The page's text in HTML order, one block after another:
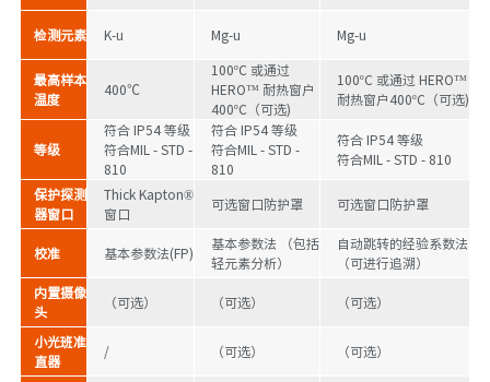
检测元素 K-u Mg-u Mg-u
最高样本
温度
400℃
100ºC 或通过
HERO™ 耐热窗户
400ºC（可选)
100ºC 或通过 HERO™
耐热窗户400ºC（可选)
等级
符合 IP54 等级
符合MIL - STD -
810
符合 IP54 等级
符合MIL - STD -
810
符合 IP54 等级
符合MIL - STD - 810
保护探测
器窗口
Thick Kapton®
窗口
可选窗口防护罩 可选窗口防护罩
校准 基本参数法(FP)
基本参数法 （包括
轻元素分析）
自动跳转的经验系数法
（可进行追溯）
内置摄像
头
（可选） （可选） （可选）
小光班准
直器
/ （可选） （可选）